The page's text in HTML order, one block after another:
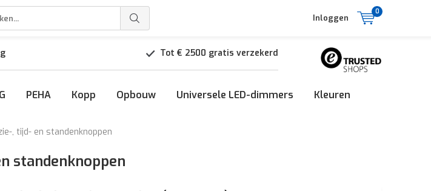
Inloggen
0
Tot € 2500 gratis verzekerd
PEHA Kopp Opbouw Universele LED-dimmers Kleuren
, tijd- en standenknoppen
standenknoppen